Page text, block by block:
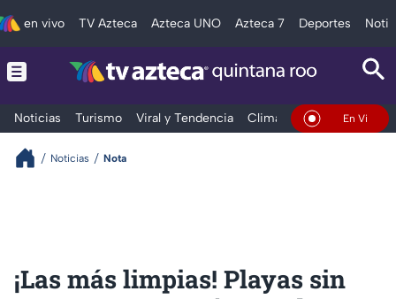
en vivo TV Azteca Azteca UNO Azteca 7 Deportes
Noticias Turismo Viral y Tendencia Clima Tráfico En Vivo
Noticias Nota
¡Las más limpias! Playas sin